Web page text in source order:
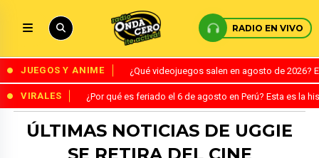
RADIO EN VIVO
JUEGOS Y ANIME ¿Qué videojuegos salen en agosto de
VIRALES ¿Por qué es feriado el 6 de agosto en Perú? Esta es la
ÚLTIMAS NOTICIAS DE UGGIE